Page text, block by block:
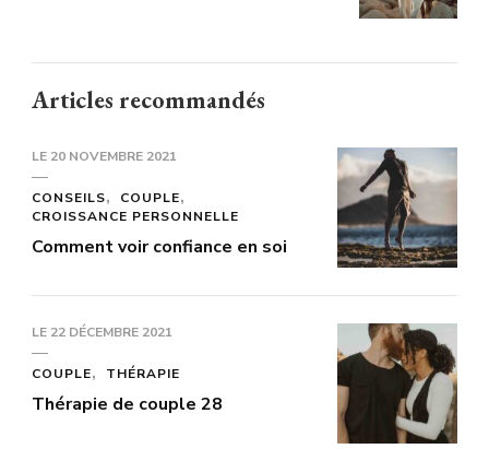
Articles recommandés
LE 20 NOVEMBRE 2021
CONSEILS
COUPLE
CROISSANCE PERSONNELLE
Comment voir confiance en soi
LE 22 DÉCEMBRE 2021
COUPLE THÉRAPIE
Thérapie de couple 28